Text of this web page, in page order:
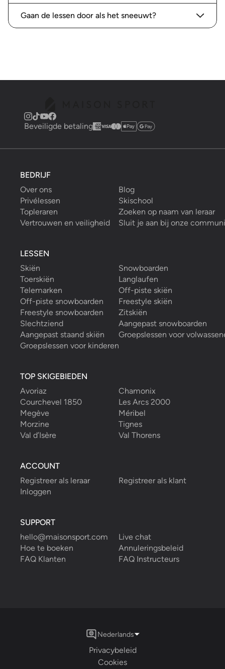
Gaan de lessen door als het sneeuwt?
Beveiligde betaling
BEDRIJF
Over ons
Blog
Privélessen
Skischool
Topleraren
Zoeken op naam van leraar
Vertrouwen en veiligheid
Sluit je aan bij onze
LESSEN
Skiën
Snowboarden
Toerskiën
Langlaufen
Telemarken
Off-piste skiën
Off-piste snowboarden
Freestyle skiën
Freestyle snowboarden
Zitskiën
Slechtziend
Aangepast snowboarden
Aangepast staand skiën
Groepslessen voor
Groepslessen voor kinderen
TOP SKIGEBIEDEN
Avoriaz
Chamonix
Courchevel 1850
Les Arcs 2000
Megève
Méribel
Morzine
Tignes
Val d’Isère
Val Thorens
ACCOUNT
Registreer als leraar
Registreer als klant
Inloggen
SUPPORT
hello@maisonsport.com
Live chat
Hoe te boeken
Annuleringsbeleid
FAQ Klanten
FAQ Instructeurs
Cookies
Privacybeleid
Nederlands